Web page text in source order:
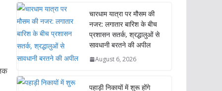
चारधाम यात्रा पर मौसम की
नजर: लगातार बारिश के बीच
प्रशासन सतर्क, श्रद्धालुओं से
सावधानी बरतने की अपील
August 6, 2026
पहाड़ी निकायों में शुरू होंगे